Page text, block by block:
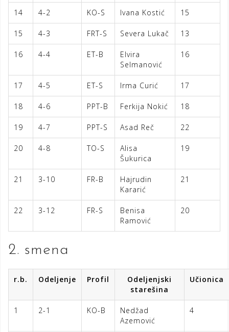
14 4-2 KO-S Ivana Kostić 15
15 4-3 FRT-S Severa Lukač 13
16 4-4 ET-B
Elvira
Selmanović
16
17 4-5 ET-S Irma Curić 17
18 4-6 PPT-B Ferkija Nokić 18
19 4-7 PPT-S Asad Reč 22
20 4-8 TO-S
Alisa
Šukurica
19
21 3-10 FR-B
Hajrudin
Kararić
21
22 3-12 FR-S
Benisa
Ramović
20
2. smena
r.b. Odeljenje Profil
Odeljenjski
starešina
Učionica
1 2-1 KO-B
Nedžad
Azemović
4